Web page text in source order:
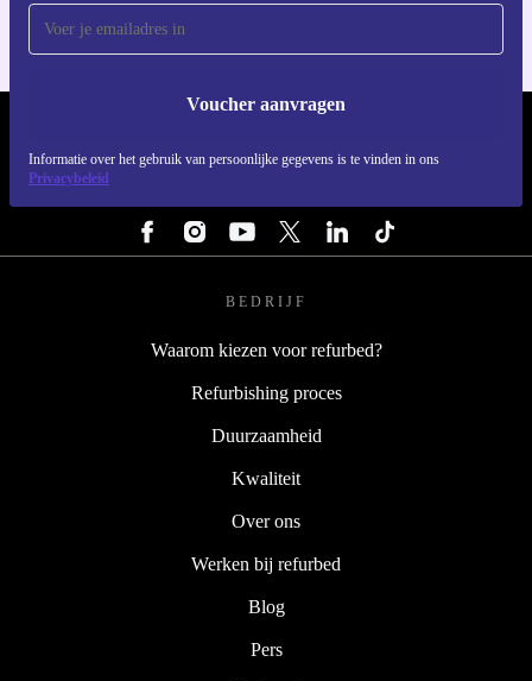
Voucher aanvragen
Informatie over het gebruik van persoonlijke gegevens is te vinden in ons
Privacybeleid
BEDRIJF
Waarom kiezen voor refurbed?
Refurbishing proces
Duurzaamheid
Kwaliteit
Over ons
Werken bij refurbed
Blog
Pers